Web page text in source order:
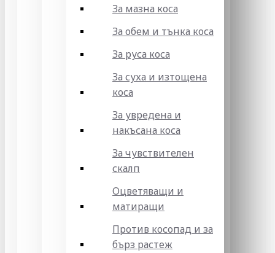
За мазна коса
За обем и тънка коса
За руса коса
За суха и изтощена
коса
За увредена и
накъсана коса
За чувствителен
скалп
Оцветяващи и
матиращи
Против косопад и за
бърз растеж